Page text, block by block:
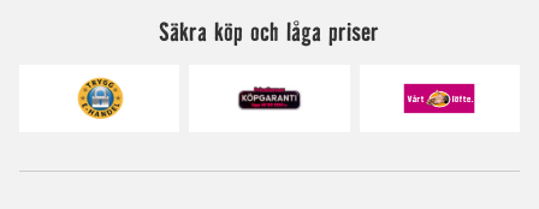
Säkra köp och låga priser